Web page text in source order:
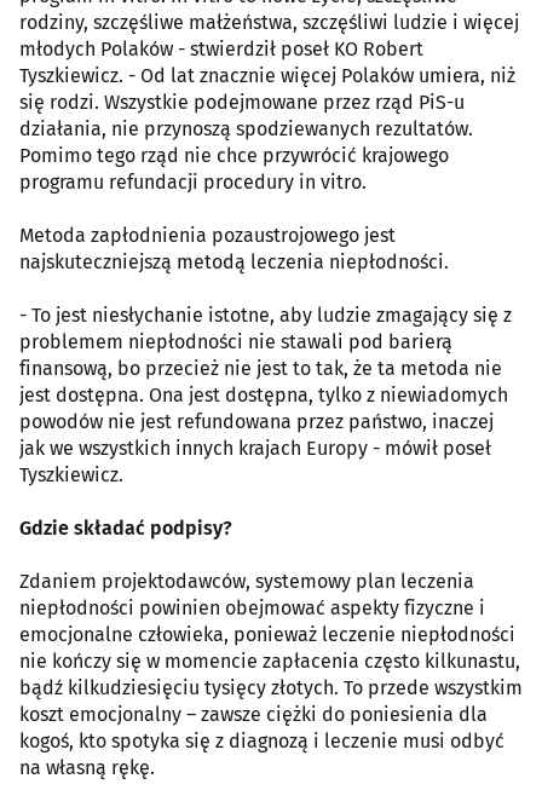
rodziny, szczęśliwe małżeństwa, szczęśliwi ludzie i więcej
młodych Polaków - stwierdził poseł KO Robert
Tyszkiewicz. - Od lat znacznie więcej Polaków umiera, niż
się rodzi. Wszystkie podejmowane przez rząd PiS-u
działania, nie przynoszą spodziewanych rezultatów.
Pomimo tego rząd nie chce przywrócić krajowego
programu refundacji procedury in vitro.
Metoda zapłodnienia pozaustrojowego jest
najskuteczniejszą metodą leczenia niepłodności.
- To jest niesłychanie istotne, aby ludzie zmagający się z
problemem niepłodności nie stawali pod barierą
finansową, bo przecież nie jest to tak, że ta metoda nie
jest dostępna. Ona jest dostępna, tylko z niewiadomych
powodów nie jest refundowana przez państwo, inaczej
jak we wszystkich innych krajach Europy - mówił poseł
Tyszkiewicz.
Gdzie składać podpisy?
Zdaniem projektodawców, systemowy plan leczenia
niepłodności powinien obejmować aspekty fizyczne i
emocjonalne człowieka, ponieważ leczenie niepłodności
nie kończy się w momencie zapłacenia często kilkunastu,
bądź kilkudziesięciu tysięcy złotych. To przede wszystkim
koszt emocjonalny – zawsze ciężki do poniesienia dla
kogoś, kto spotyka się z diagnozą i leczenie musi odbyć
na własną rękę.